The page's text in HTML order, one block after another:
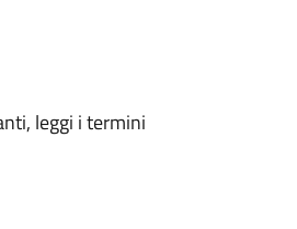
leggi i termini